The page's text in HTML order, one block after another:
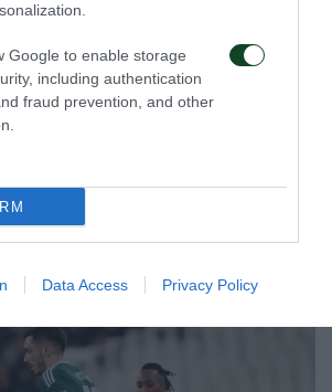
Google to enable storage
including authentication
fraud prevention, and other
Data Access Privacy Policy